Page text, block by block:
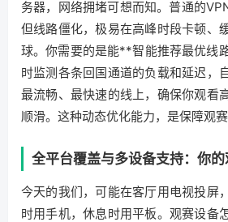
务器，网络拥堵可想而知。普通的
但线路僵化，极易在高峰时段卡顿、
球。你需要的是能**智能推荐最优线
时监测各条回国通道的负载和延迟，
最流畅、最快速的线上，确保你观看
顺滑。这种动态优化能力，是保障观赛
全平台覆盖与多设备支持：你
今天的我们，可能在客厅用电视投屏
时用手机，休息时用平板。观赛设备